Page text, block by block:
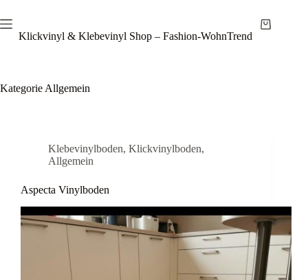
Inhalt
springenKlickvinyl & Klebevinyl Shop – Fashion-WohnTrend
Warenkorb
Kategorie Allgemein
Klebevinylboden, Klickvinylboden,
Allgemein
Aspecta Vinylboden